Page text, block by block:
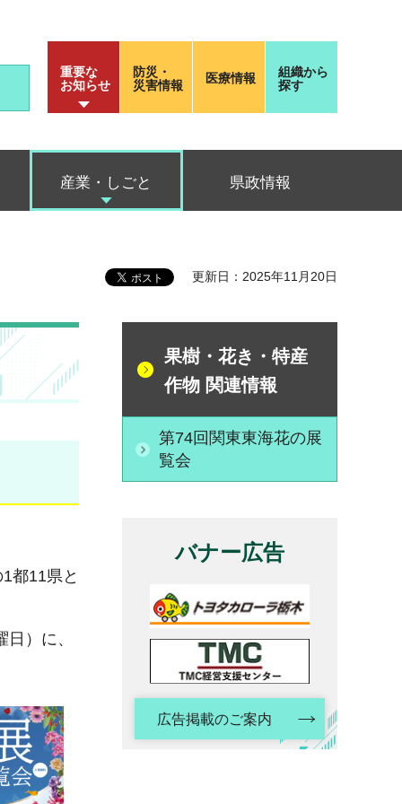
重要な
お知らせ
防災・
災害情報
医療情報
組織から
探す
産業・しごと 県政情報
更新日：2025年11月20日
都11県と
）に、
果樹・花き・特産
作物 関連情報
第74回関東東海花の展
覧会
バナー広告
広告掲載のご案内